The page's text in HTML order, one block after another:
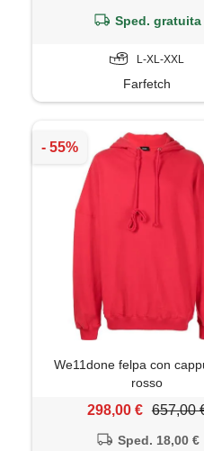
Sped. gratuita
L-XL-XXL
Farfetch
We11done felpa con
rosso
298,00 € 657,00
Sped. 18,00 €